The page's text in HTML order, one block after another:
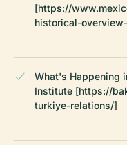
[https://
historical-
What's Happening
Institute [https://
turkiye-relations/]